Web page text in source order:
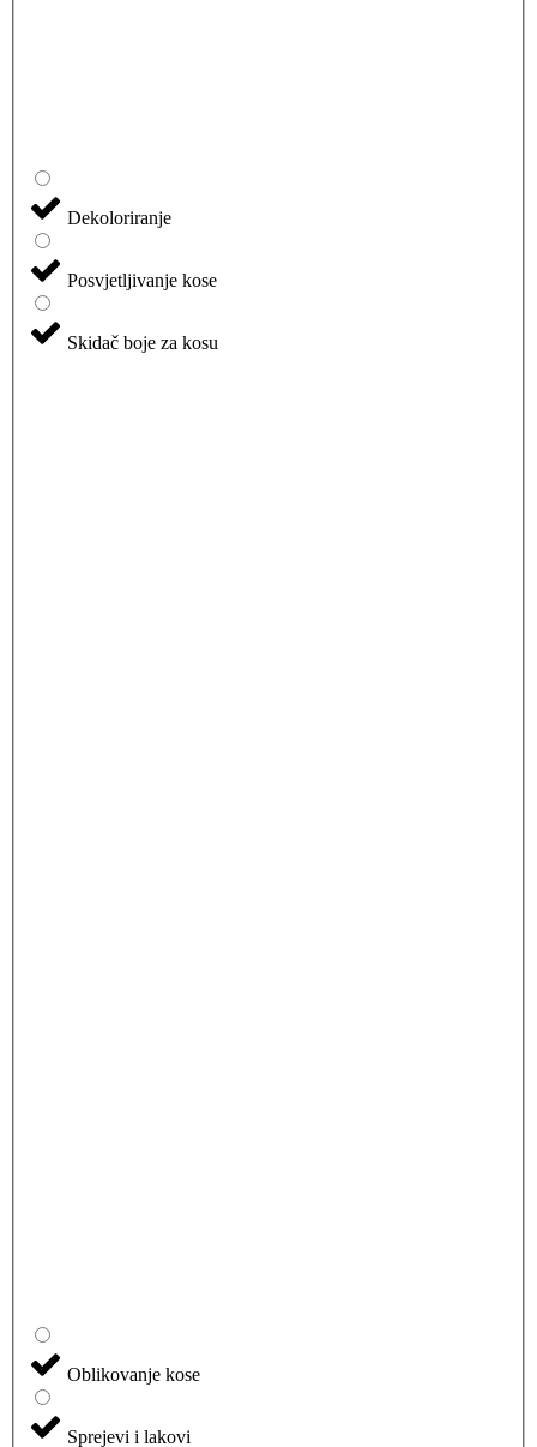
Dekoloriranje
Posvjetljivanje kose
Skidač boje za kosu
Oblikovanje kose
Sprejevi i lakovi